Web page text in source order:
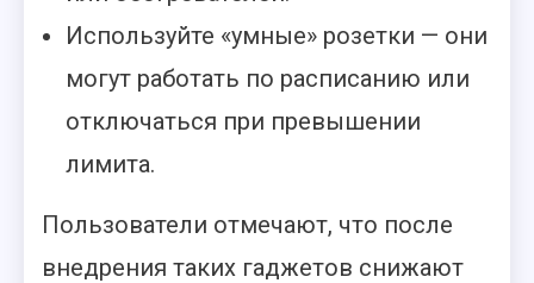
Используйте «умные» розетки — они
могут работать по расписанию или
отключаться при превышении
лимита.
Пользователи отмечают, что после
внедрения таких гаджетов снижают